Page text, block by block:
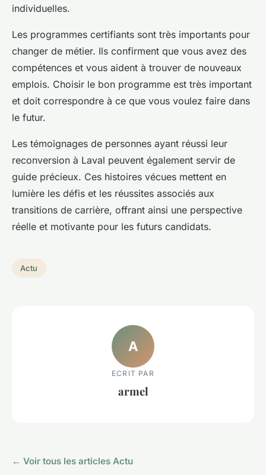
individuelles.
Les programmes certifiants sont très importants pour
changer de métier. Ils confirment que vous avez des
compétences et vous aident à trouver de nouveaux
emplois. Choisir le bon programme est très important
et doit correspondre à ce que vous voulez faire dans
le futur.
Les témoignages de personnes ayant réussi leur
reconversion à Laval peuvent également servir de
guide précieux. Ces histoires vécues mettent en
lumière les défis et les réussites associés aux
transitions de carrière, offrant ainsi une perspective
réelle et motivante pour les futurs candidats.
Actu
A
ECRIT PAR
armel
← Voir tous les articles Actu